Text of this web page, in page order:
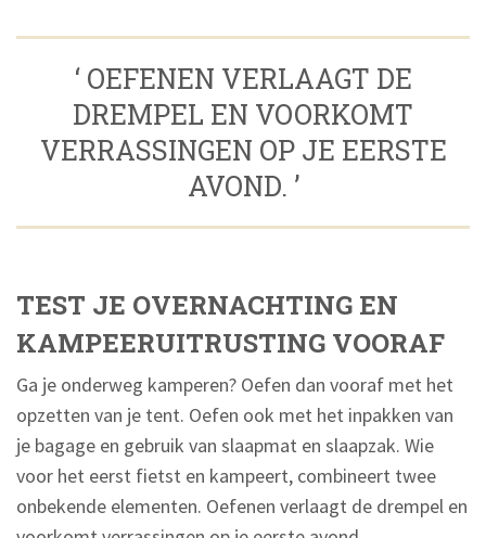
‘ OEFENEN VERLAAGT DE
DREMPEL EN VOORKOMT
VERRASSINGEN OP JE EERSTE
AVOND. ’
TEST JE OVERNACHTING EN
KAMPEERUITRUSTING VOORAF
Ga je onderweg kamperen? Oefen dan vooraf met het
opzetten van je tent. Oefen ook met het inpakken van
je bagage en gebruik van slaapmat en slaapzak. Wie
voor het eerst fietst en kampeert, combineert twee
onbekende elementen. Oefenen verlaagt de drempel en